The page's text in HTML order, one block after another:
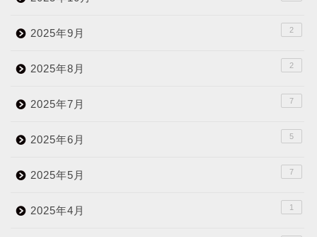
2025年9月 2
2025年8月 2
2025年7月 7
2025年6月 5
2025年5月 7
2025年4月 1